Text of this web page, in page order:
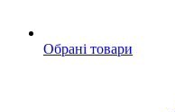
Обрані товари